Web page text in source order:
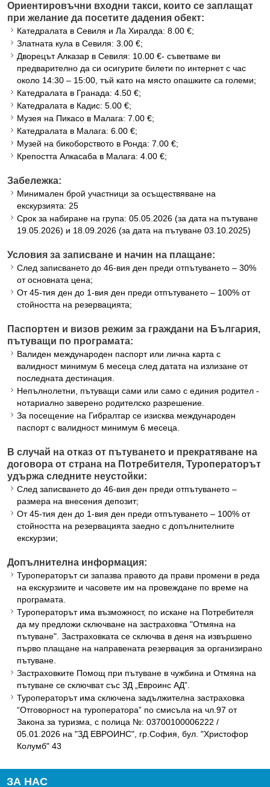
Ориентировъчни входни такси, които се заплащат
при желание да посетите дадения обект:
Катедралата в Севиля и Ла Хиралда: 8.00 €;
Златната кула в Севиля: 3.00 €;
Дворецът Алказар в Севиля: 10.00 €- съветваме ви
предварително да си осигурите билети по интернет с час
около 14:30 – 15:00, тъй като на място опашките са големи;
Катедралата в Гранада: 4.50 €;
Катедралата в Кадис: 5.00 €;
Музея на Пикасо в Малага: 7.00 €;
Катедралата в Малага: 6.00 €;
Музей на бикоборството в Ронда: 7.00 €;
Крепостта Алкасаба в Малага: 4.00 €;
Забележка:
Минимален брой участници за осъществяване на
екскурзията: 25
Срок за набиране на група: 05.05.2026 (за дата на пътуване
19.05.2026) и 18.09.2026 (за дата на пътуване 03.10.2025)
Условия за записване и начин на плащане:
След записването до 46-вия ден преди отпътуването – 30%
от основната цена;
От 45-тия ден до 1-вия ден преди отпътуването – 100% от
стойността на резервацията;
Паспортен и визов режим за граждани на България,
пътуващи по програмата:
Валиден международен паспорт или лична карта с
валидност минимум 6 месеца след датата на излизане от
последната дестинация.
Непълнолетни, пътуващи сами или само с единия родител -
нотариално заверено родителско разрешение.
За посещение на Гибралтар се изисква международен
паспорт с валидност минимум 6 месеца.
В случай на отказ от пътуването и прекратяване на
договора от страна на Потребителя, Туроператорът
удържа следните неустойки:
След записването до 46-вия ден преди отпътуването –
размера на внесения депозит;
От 45-тия ден до 1-вия ден преди отпътуването – 100% от
стойността на резервацията заедно с допълнителните
екскурзии;
Допълнителна информация:
Туроператорът си запазва правото да прави промени в реда
на екскурзиите и часовете им на провеждане по време на
програмата.
Туроператорът има възможност, по искане на Потребителя
да му предложи сключване на застраховка "Отмяна на
пътуване". Застраховката се сключва в деня на извършено
първо плащане на направената резервация за организирано
пътуване.
Застраховките Помощ при пътуване в чужбина и Отмяна на
пътуване се сключват със ЗД „Евроинс АД”.
Туроператорът има сключена задължителна застраховка
“Отговорност на туроператора” по смисъла на чл.97 от
Закона за туризма, с полица №: 03700100006222 /
05.01.2026 на "ЗД ЕВРОИНС", гр.София, бул. "Христофор
Колумб" 43
ЗА НАС